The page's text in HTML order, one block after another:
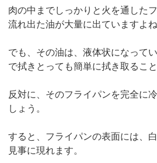
肉の中までしっかりと火を通した
流れ出た油が大量に出ていますよ
でも、その油は、液体状になって
で拭きとっても簡単に拭き取るこ
反対に、そのフライパンを完全に
しょう。
すると、フライパンの表面には、
見事に現れます。